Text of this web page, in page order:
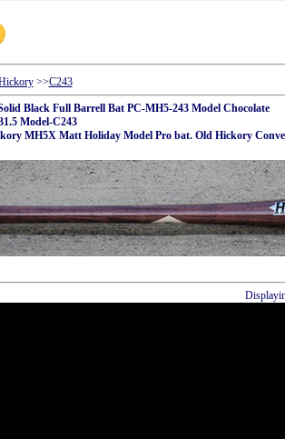
>>C243
Black Full Barrell Bat PC-MH5-243 Model Chocolate
Model-C243
MH5X Matt Holiday Model Pro bat. Old Hickory